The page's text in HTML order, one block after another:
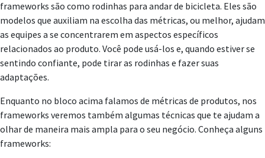
frameworks são como rodinhas para andar de bicicleta. Eles são
modelos que auxiliam na escolha das métricas, ou melhor, ajudam
as equipes a se concentrarem em aspectos específicos
relacionados ao produto. Você pode usá-los e, quando estiver se
sentindo confiante, pode tirar as rodinhas e fazer suas
adaptações.
Enquanto no bloco acima falamos de métricas de produtos, nos
frameworks veremos também algumas técnicas que te ajudam a
olhar de maneira mais ampla para o seu negócio. Conheça alguns
frameworks: